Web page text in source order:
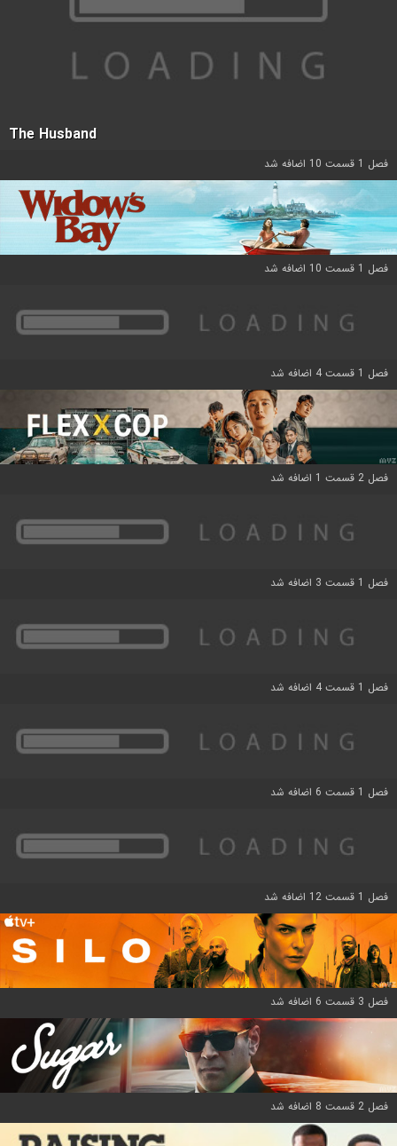
The Husband
فصل 1 قسمت 10 اضافه شد
فصل 1 قسمت 10 اضافه شد
فصل 1 قسمت 4 اضافه شد
فصل 2 قسمت 1 اضافه شد
فصل 1 قسمت 3 اضافه شد
فصل 1 قسمت 4 اضافه شد
فصل 1 قسمت 6 اضافه شد
فصل 1 قسمت 12 اضافه شد
فصل 3 قسمت 6 اضافه شد
فصل 2 قسمت 8 اضافه شد